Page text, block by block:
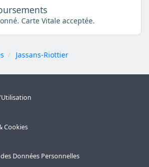
Carte Vitale acceptée.
Jassans-Riottier
Cookies
Données Personnelles